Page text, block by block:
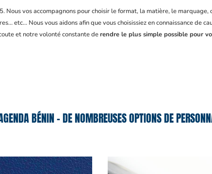
Nous vos accompagnons pour choisir le format, la matière, le
etc… Nous vous aidons afin que vous choisissiez en connaissance de
et notre volonté constante derendre le plus simple possible pour
BÉNIN – DE NOMBREUSES OPTIONS DE